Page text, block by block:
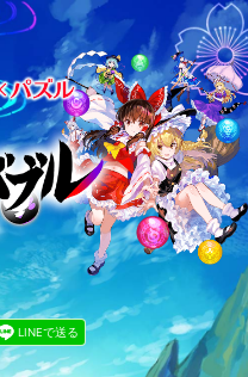
LINEで送る